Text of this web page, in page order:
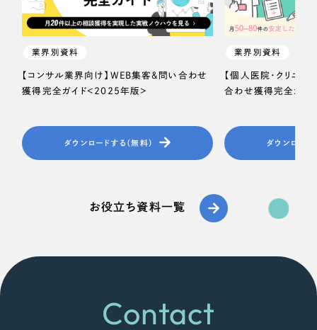
業界別資料
【コンサル業界向け】WEB集客＆問い合わせ
獲得完全ガイド＜2025年版＞
ダウンロードする（無料）
業界別資料
【個人医院・クリニッ
合わせ獲得完全ガイ
ダウンロード
お役立ち資料一覧
Contact